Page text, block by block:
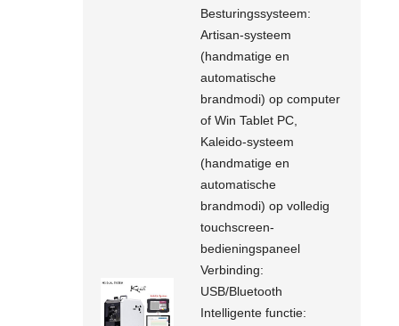
Besturingssysteem:
Artisan-systeem
(handmatige en
automatische
brandmodi) op ​​computer
of Win Tablet PC,
Kaleido-systeem
(handmatige en
automatische
brandmodi) op ​​volledig
touchscreen-
bedieningspaneel
Verbinding:
USB/Bluetooth
Intelligente functie: